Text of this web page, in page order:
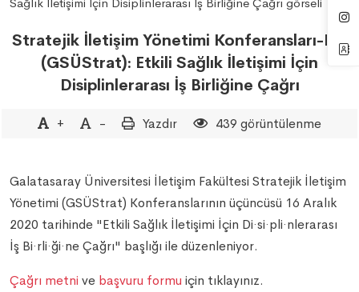
Stratejik İletişim Yönetimi Konferansları-III-
(GSÜStrat): Etkili Sağlık İletişimi İçin
Disiplinlerarası İş Birliğine Çağrı
+ - Yazdır 439 görüntülenme
Galatasaray Üniversitesi İletişim Fakültesi Stratejik İletişim
Yönetimi (GSÜStrat) Konferanslarının üçüncüsü 16 Aralık
2020 tarihinde "Etkili Sağlık İletişimi İçin Di·si·pli·nlerarası
İş Bi·rli·ği·ne Çağrı" başlığı ile düzenleniyor.
Çağrı metni ve başvuru formu için tıklayınız.